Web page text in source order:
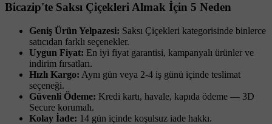
Bicazip'te Saksı Çiçekleri Almak İçin 5 Neden
Geniş Ürün Yelpazesi: Saksı Çiçekleri kategorisinde binlerce
satıcıdan farklı seçenekler.
Uygun Fiyat: En iyi fiyat garantisi, kampanyalı ürünler ve
indirim fırsatları.
Hızlı Kargo: Aynı gün veya 2-4 iş günü içinde teslimat
seçeneği.
Güvenli Ödeme: Kredi kartı, havale, kapıda ödeme — 3D
Secure korumalı.
Kolay İade: 14 gün içinde koşulsuz iade hakkı.